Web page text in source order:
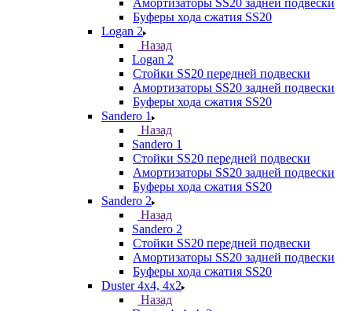
Амортизаторы SS20 задней подвески
Буферы хода сжатия SS20
Logan 2
Назад
Logan 2
Стойки SS20 передней подвески
Амортизаторы SS20 задней подвески
Буферы хода сжатия SS20
Sandero 1
Назад
Sandero 1
Стойки SS20 передней подвески
Амортизаторы SS20 задней подвески
Буферы хода сжатия SS20
Sandero 2
Назад
Sandero 2
Стойки SS20 передней подвески
Амортизаторы SS20 задней подвески
Буферы хода сжатия SS20
Duster 4х4, 4x2
Назад